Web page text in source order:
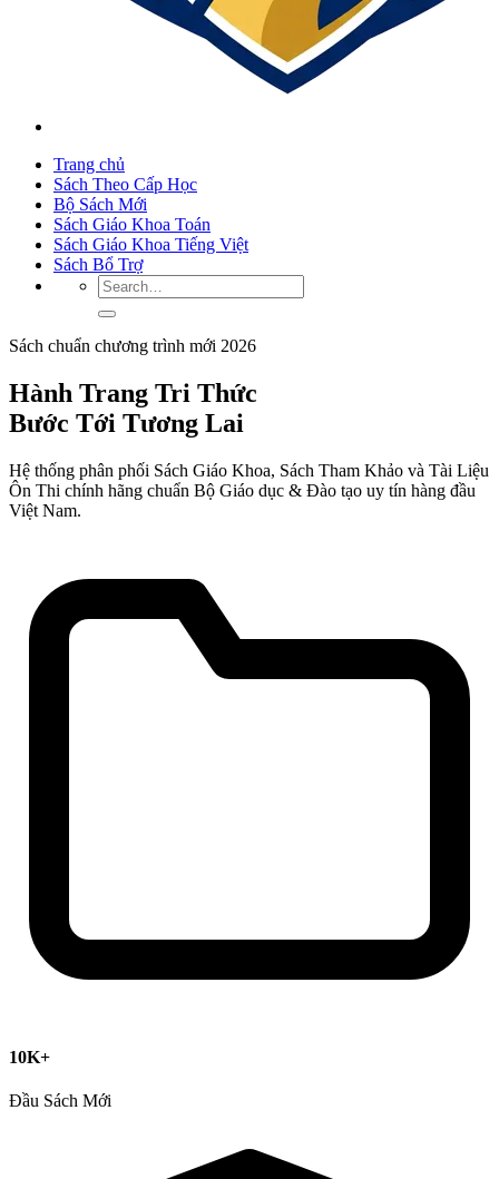
Trang chủ
Sách Theo Cấp Học
Bộ Sách Mới
Sách Giáo Khoa Toán
Sách Giáo Khoa Tiếng Việt
Sách Bổ Trợ
Sách chuẩn chương trình mới 2026
Hành Trang Tri Thức
Bước Tới Tương Lai
Hệ thống phân phối Sách Giáo Khoa, Sách Tham Khảo và Tài Liệu
Ôn Thi chính hãng chuẩn Bộ Giáo dục & Đào tạo uy tín hàng đầu
Việt Nam.
10K+
Đầu Sách Mới